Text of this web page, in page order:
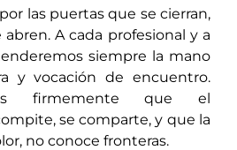
las puertas que se cierran,
A cada profesional y a
siempre la mano
y vocación de encuentro.
firmemente que el
se comparte, y que la
no conoce fronteras.